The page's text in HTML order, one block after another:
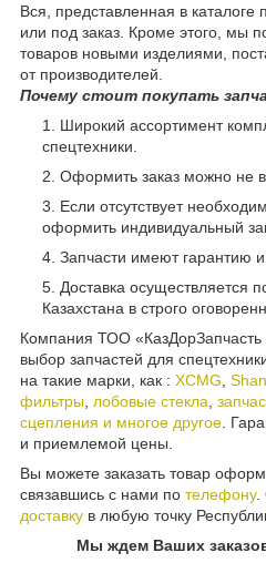
Вся, представленная в каталоге
или под заказ. Кроме этого, мы
товаров новыми изделиями,
от производителей.
Почему стоит покупать
Широкий ассортимент
спецтехники.
Оформить заказ можно не
Если отсутствует
оформить индивидуальный
Запчасти имеют гарантию и
Доставка осуществляется
Казахстана в строго
Компания ТОО «КазДорЗапчасть
выбор запчастей для
на такие марки, как : XCMG
фильтры лобовые стекла
сцепления и многое другое .
и приемлемой цены.
Вы можете заказать товар
связавшись с нами по телефону.
доставку в любую точку
Мы ждем Ваших